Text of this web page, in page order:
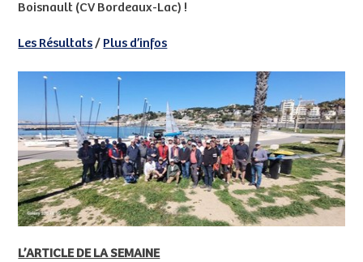
Boisnault (CV Bordeaux-Lac) !
Les Résultats/ Plus d’infos
L’ARTICLE DE LA SEMAINE